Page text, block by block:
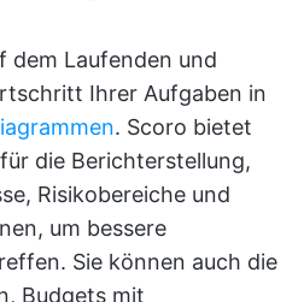
dem Laufenden und
Ihrer Aufgaben in
. Scoro bietet
die Berichterstellung,
Risikobereiche und
um bessere
Sie können auch die
Budgets mit